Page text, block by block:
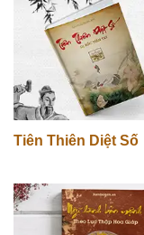
Tiên Thiên Diệt Số